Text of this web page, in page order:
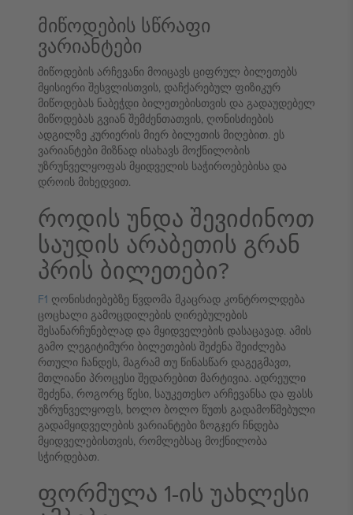
მიწოდების სწრაფი
ვარიანტები
მიწოდების არჩევანი მოიცავს ციფრულ ბილეთებს
მყისიერი შესვლისთვის, დაჩქარებულ ფიზიკურ
მიწოდებას ნაბეჭდი ბილეთებისთვის და გადაუდებელ
მიწოდებას გვიან შემძენთათვის, ღონისძიების
ადგილზე კურიერის მიერ ბილეთის მიღებით. ეს
ვარიანტები მიზნად ისახავს მოქნილობის
უზრუნველყოფას მყიდველის საჭიროებებისა და
დროის მიხედვით.
როდის უნდა შევიძინოთ
საუდის არაბეთის გრან
პრის ბილეთები?
F1 ღონისძიებებზე წვდომა მკაცრად კონტროლდება
ცოცხალი გამოცდილების ღირებულების
შესანარჩუნებლად და მყიდველების დასაცავად. ამის
გამო ლეგიტიმური ბილეთების შეძენა შეიძლება
რთული ჩანდეს, მაგრამ თუ წინასწარ დაგეგმავთ,
მთლიანი პროცესი შედარებით მარტივია. ადრეული
შეძენა, როგორც წესი, საუკეთესო არჩევანსა და ფასს
უზრუნველყოფს, ხოლო ბოლო წუთს გადამოწმებული
გადამყიდველების ვარიანტები ზოგჯერ ჩნდება
მყიდველებისთვის, რომლებსაც მოქნილობა
სჭირდებათ.
ფორმულა 1-ის უახლესი